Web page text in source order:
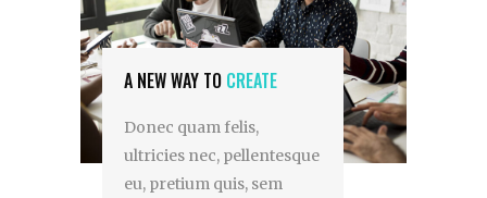
A NEW WAY TO CREATE
Donec quam felis,
ultricies nec, pellentesque
eu, pretium quis, sem